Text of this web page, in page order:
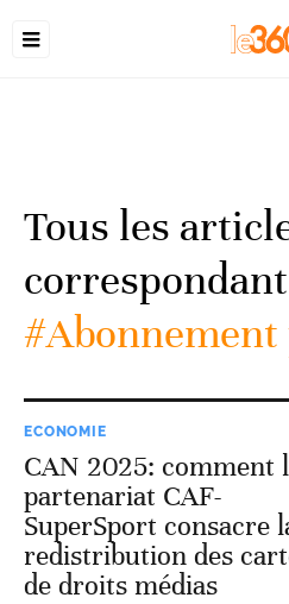
Tous les
#Abonnement
ECONOMIE
CAN 2025: comment
partenariat CAF-
SuperSport consacre
redistribution des
de droits médias